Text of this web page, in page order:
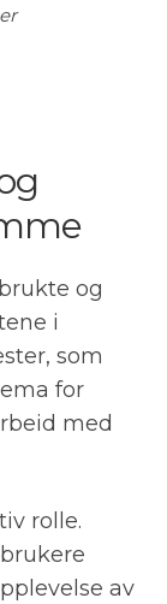
og
i
som
for
med
rolle.
av